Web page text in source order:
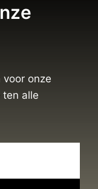
onze
alle